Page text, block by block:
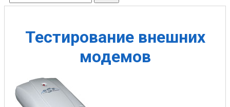
Тестирование внешних
модемов